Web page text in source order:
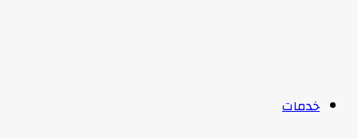
خدمات